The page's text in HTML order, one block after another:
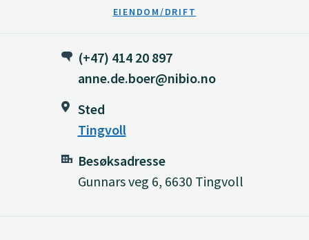
EIENDOM/DRIFT
(+47) 414 20 897
anne.de.boer@nibio.no
Sted
Tingvoll
Besøksadresse
Gunnars veg 6, 6630 Tingvoll